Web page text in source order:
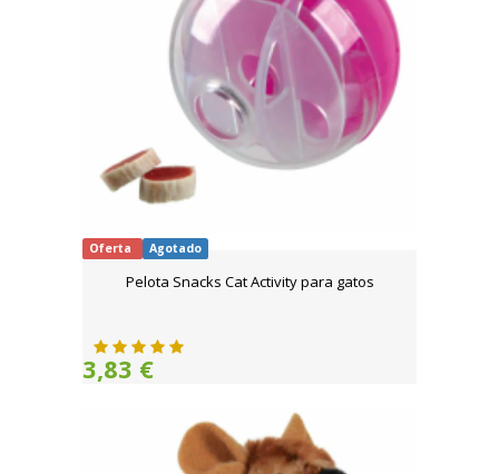
Oferta Agotado
Pelota Snacks Cat Activity para gatos
3,83 €